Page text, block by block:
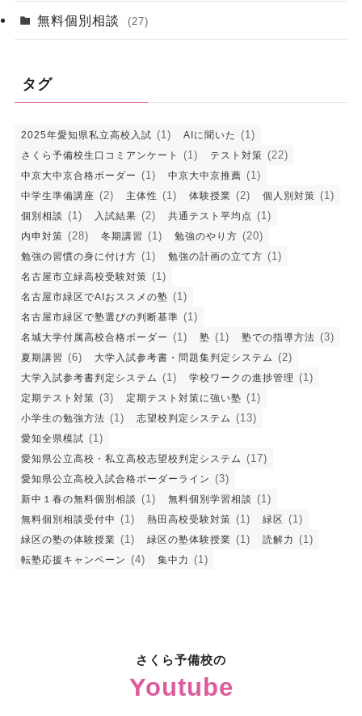
無料個別相談 (27)
タグ
2025年愛知県私立高校入試 (1) AIに聞いた (1)
さくら予備校生口コミアンケート (1) テスト対策 (22)
中京大中京合格ボーダー (1) 中京大中京推薦 (1)
中学生準備講座 (2) 主体性 (1) 体験授業 (2) 個人別対策 (1)
個別相談 (1) 入試結果 (2) 共通テスト平均点 (1)
内申対策 (28) 冬期講習 (1) 勉強のやり方 (20)
勉強の習慣の身に付け方 (1) 勉強の計画の立て方 (1)
名古屋市立緑高校受験対策 (1)
名古屋市緑区でAIおススメの塾 (1)
名古屋市緑区で塾選びの判断基準 (1)
名城大学付属高校合格ボーダー (1) 塾 (1) 塾での指導方法 (3)
夏期講習 (6) 大学入試参考書・問題集判定システム (2)
大学入試参考書判定システム (1) 学校ワークの進捗管理 (1)
定期テスト対策 (3) 定期テスト対策に強い塾 (1)
小学生の勉強方法 (1) 志望校判定システム (13)
愛知全県模試 (1)
愛知県公立高校・私立高校志望校判定システム (17)
愛知県公立高校入試合格ボーダーライン (3)
新中１春の無料個別相談 (1) 無料個別学習相談 (1)
無料個別相談受付中 (1) 熱田高校受験対策 (1) 緑区 (1)
緑区の塾の体験授業 (1) 緑区の塾体験授業 (1) 読解力 (1)
転塾応援キャンペーン (4) 集中力 (1)
さくら予備校の
Youtube